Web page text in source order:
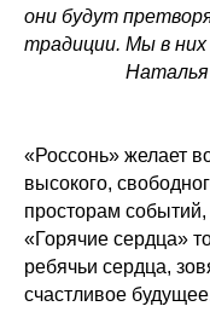
они будут
традиции. Мы в них
«Россонь» желает
высокого,
просторам
«Горячие сердца»
ребячьи сердца,
счастливое